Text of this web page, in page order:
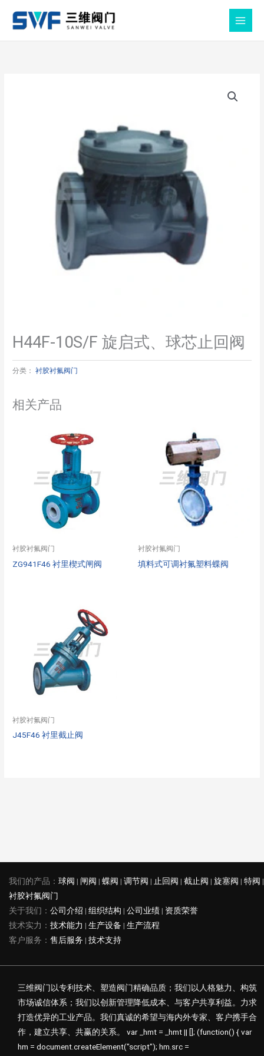
MAIN
H44F-10S/F 旋启式、球芯止回阀
分类：衬胶衬氟阀门
相关产品
衬胶衬氟阀门
ZG941F46 衬里楔式闸阀
衬胶衬氟阀门
填料式可调衬氟塑料蝶阀
衬胶衬氟阀门
J45F46 衬里截止阀
我们的产品： 球阀 | 闸阀 | 蝶阀 | 调节阀 | 止回阀 | 截止阀 | 旋塞阀 | 特阀 |
衬胶衬氟阀门
关于我们： 公司介绍 | 组织结构 | 公司业绩| 资质荣誉
技术实力： 技术能力 | 生产设备 | 生产流程
客户服务： 售后服务 | 技术支持
三维阀门以专利技术、塑造阀门精确品质；我们以人格魅力、构筑
市场诚信体系；我们以创新管理降低成本、与客户共享利益。力求
打造优异的工业产品。我们真诚的希望与海内外专家、客户携手合
作，建立共享、共赢的关系。 var _hmt = _hmt || []; (function() { var
hm = document.createElement("script"); hm.src =